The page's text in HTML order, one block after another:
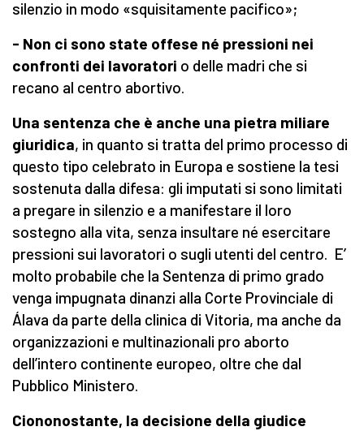
silenzio in modo «squisitamente pacifico»;
- Non ci sono state offese né pressioni nei
confronti dei lavoratori o delle madri che si
recano al centro abortivo.
Una sentenza che è anche una pietra miliare
giuridica, in quanto si tratta del primo processo di
questo tipo celebrato in Europa e sostiene la tesi
sostenuta dalla difesa: gli imputati si sono limitati
a pregare in silenzio e a manifestare il loro
sostegno alla vita, senza insultare né esercitare
pressioni sui lavoratori o sugli utenti del centro. E’
molto probabile che la Sentenza di primo grado
venga impugnata dinanzi alla Corte Provinciale di
Álava da parte della clinica di Vitoria, ma anche da
organizzazioni e multinazionali pro aborto
dell’intero continente europeo, oltre che dal
Pubblico Ministero.
Ciononostante, la decisione della giudice